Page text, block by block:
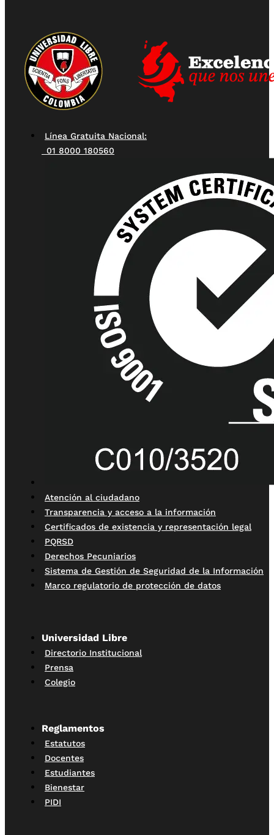
Línea Gratuita Nacional:
01 8000 180560
Atención al ciudadano
Transparencia y acceso a la información
Certificados de existencia y representación legal
PQRSD
Derechos Pecuniarios
Sistema de Gestión de Seguridad de la Información
Marco regulatorio de protección de datos
Universidad Libre
Directorio Institucional
Prensa
Colegio
Reglamentos
Estatutos
Docentes
Estudiantes
Bienestar
PIDI